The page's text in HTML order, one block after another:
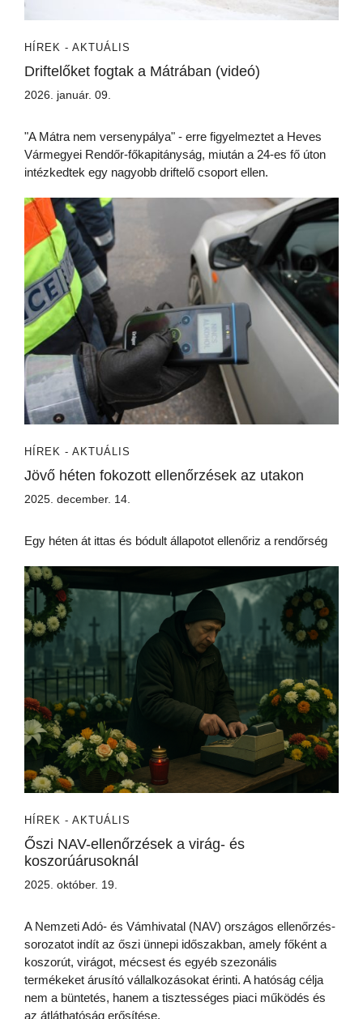
HÍREK - AKTUÁLIS
Driftelőket fogtak a Mátrában (videó)
2026. január. 09.
"A Mátra nem versenypálya" - erre figyelmeztet a Heves
Vármegyei Rendőr-főkapitányság, miután a 24-es fő úton
intézkedtek egy nagyobb driftelő csoport ellen.
HÍREK - AKTUÁLIS
Jövő héten fokozott ellenőrzések az utakon
2025. december. 14.
Egy héten át ittas és bódult állapotot ellenőriz a rendőrség
HÍREK - AKTUÁLIS
Őszi NAV-ellenőrzések a virág- és
koszorúárusoknál
2025. október. 19.
A Nemzeti Adó- és Vámhivatal (NAV) országos ellenőrzés-
sorozatot indít az őszi ünnepi időszakban, amely főként a
koszorút, virágot, mécsest és egyéb szezonális
termékeket árusító vállalkozásokat érinti. A hatóság célja
nem a büntetés, hanem a tisztességes piaci működés és
az átláthatóság erősítése.